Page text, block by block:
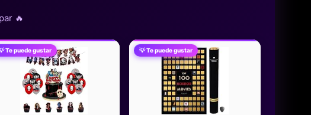
🔥
Te puede gustar 💡 Te puede gustar